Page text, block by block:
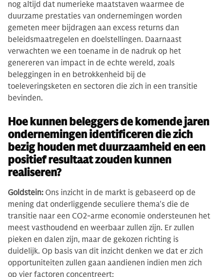
nog altijd dat numerieke maatstaven waarmee de
duurzame prestaties van ondernemingen worden
gemeten meer bijdragen aan excess returns dan
beleidsmaatregelen en doelstellingen. Daarnaast
verwachten we een toename in de nadruk op het
genereren van impact in de echte wereld, zoals
beleggingen in en betrokkenheid bij de
toeleveringsketen en sectoren die zich in een transitie
bevinden.
Hoe kunnen beleggers de komende jaren
ondernemingen identificeren die zich
bezig houden met duurzaamheid en een
positief resultaat zouden kunnen
realiseren?
Goldstein: Ons inzicht in de markt is gebaseerd op de
mening dat onderliggende seculiere thema's die de
transitie naar een CO2-arme economie ondersteunen het
meest vasthoudend en weerbaar zullen zijn. Er zullen
pieken en dalen zijn, maar de gekozen richting is
duidelijk. Op basis van dit inzicht denken we dat er zich
opportuniteiten zullen gaan aandienen indien men zich
op vier factoren concentreert: